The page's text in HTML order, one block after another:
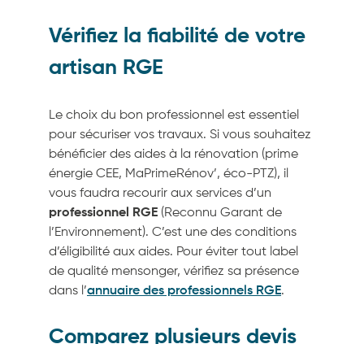
Vérifiez la fiabilité de votre
artisan RGE
Le choix du bon professionnel est essentiel
pour sécuriser vos travaux. Si vous souhaitez
bénéficier des aides à la rénovation (prime
énergie CEE, MaPrimeRénov’, éco-PTZ), il
vous faudra recourir aux services d’un
professionnel RGE (Reconnu Garant de
l’Environnement). C’est une des conditions
d’éligibilité aux aides. Pour éviter tout label
de qualité mensonger, vérifiez sa présence
dans l’annuaire des professionnels RGE.
Comparez plusieurs devis